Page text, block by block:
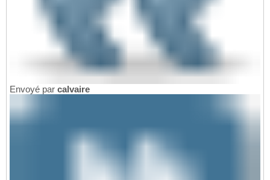
Envoyé par calvaire